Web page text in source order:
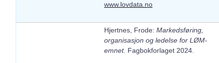
www.lovdata.no
Hjertnes, Frode: Markedsføring,
organisasjon og ledelse for LØM-
emnet. Fagbokforlaget 2024.